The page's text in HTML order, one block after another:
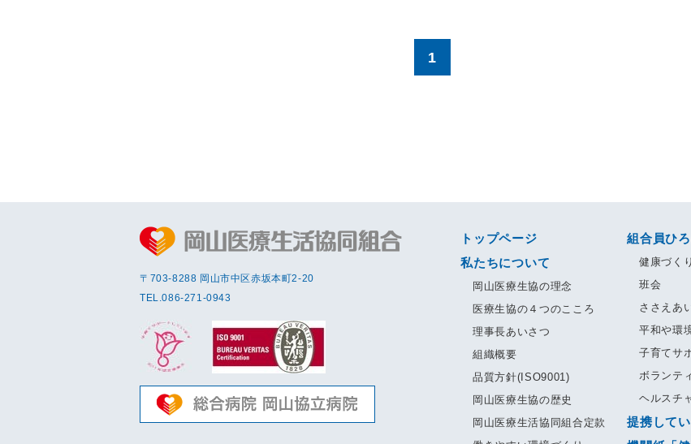
1
〒703-8288 岡⼭市中区赤坂本町2-20
TEL.086-271-0943
トップページ
私たちについて
岡山医療生協の理念
医療生協の４つのこころ
理事長あいさつ
組織概要
品質方針(ISO9001)
岡山医療生協の歴史
岡山医療生活協同組合定款
組合員ひ
健康づくり
班会
ささえあ
平和や環
子育てサ
ボランテ
ヘルスチ
提携して